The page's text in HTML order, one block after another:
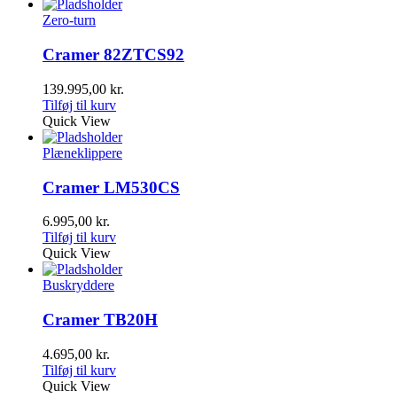
Zero-turn
Cramer 82ZTCS92
139.995,00 kr.
Tilføj til kurv
Quick View
Plæneklippere
Cramer LM530CS
6.995,00 kr.
Tilføj til kurv
Quick View
Buskryddere
Cramer TB20H
4.695,00 kr.
Tilføj til kurv
Quick View